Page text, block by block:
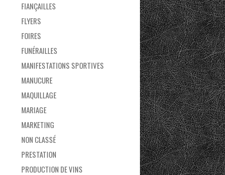
FIANÇAILLES
FLYERS
FOIRES
FUNÉRAILLES
MANIFESTATIONS SPORTIVES
MANUCURE
MAQUILLAGE
MARIAGE
MARKETING
NON CLASSÉ
PRESTATION
PRODUCTION DE VINS